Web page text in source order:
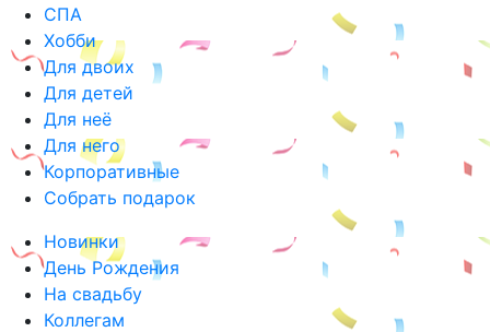
СПА
Хобби
Для двоих
Для детей
Для неё
Для него
Корпоративные
Собрать подарок
Новинки
День Рождения
На свадьбу
Коллегам